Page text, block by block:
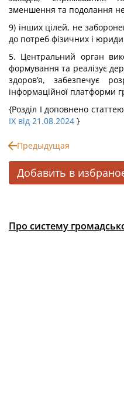
зменшення та подолання
9) інших цілей, не
до потреб фізичних і
5. Центральний орган
формування та реалізує
здоров’я, забезпечує
інформаційної платформи
{Розділ I доповнено
IX від 21.08.2024 }
Предыдущая
Добавить в
Про систему